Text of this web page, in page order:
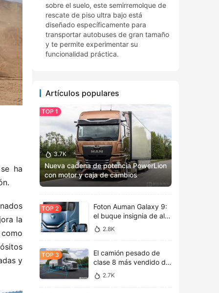
ha
la
y
sobre el suelo, este semirremolque de
rescate de piso ultra bajo está
diseñado específicamente para
transportar autobuses de gran tamaño
y te permite experimentar su
funcionalidad práctica.
Artículos populares
3.7K
Nueva cadena de potencia PowerLion
con motor y caja de cambios
totalmente renovados: Vista previa
Foton Auman Galaxy 9:
el buque insignia de alta
tecnología inaugura una
nueva era de estética
2.8K
El camión pesado de
clase 8 más vendido de
América del Norte, la
nueva cabina de vida
2.7K